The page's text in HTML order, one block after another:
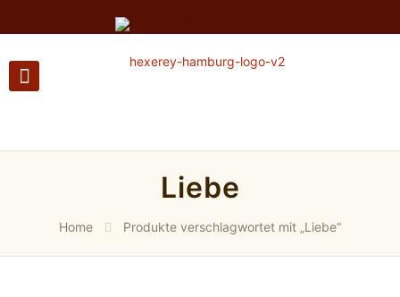
Liebe
Home Produkte verschlagwortet mit „Liebe“